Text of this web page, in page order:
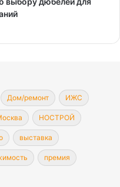
Дом/ремонт ИЖС
НОСТРОЙ
выставка
премия